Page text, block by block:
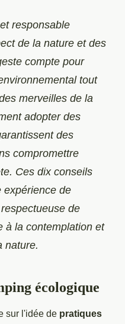
responsable
de la nature et des
compte pour
tout
merveilles de la
adopter des
des
compromettre
Ces dix conseils
expérience de
de
à la contemplation et
nature.
écologique
sur l'idée de pratiques